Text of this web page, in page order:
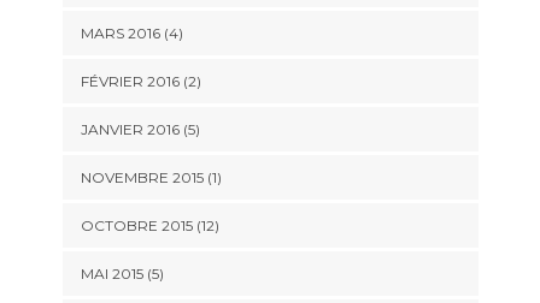
MARS 2016 (4)
FÉVRIER 2016 (2)
JANVIER 2016 (5)
NOVEMBRE 2015 (1)
OCTOBRE 2015 (12)
MAI 2015 (5)